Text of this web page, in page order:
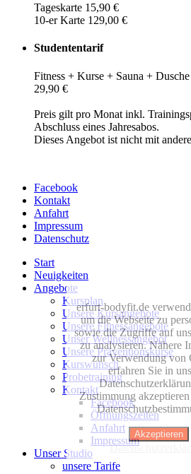
Tageskarte 15,90 €
10-er Karte 129,00 €
Studententarif
Fitness + Kurse + Sauna + Dusche
29,90 €
Preis gilt pro Monat inkl.
Abschluss eines Jahresabos.
Dieses Angebot ist nicht mit
Facebook
Kontakt
Anfahrt
Impressum
Datenschutz
Start
Neuigkeiten
Angebote
Kursplan
Unsere Kursangebote
Unsere Fitnessangebote
Unser Wellnessangebot
Unsere Präventionskurse
Kurswunsch
Probetraining
Kontakt
Facebook
Öffnungszeiten
Anfahrt
Impressum
Unser Studio
unsere Tarife
erfurt-bodyfit.de
um die Webseite zu
sowie die Zugriffe auf
zu analysieren. Nähere
zur Verwendung von
erfahren Sie in
Zustimmung akzeptieren
Akzeptieren